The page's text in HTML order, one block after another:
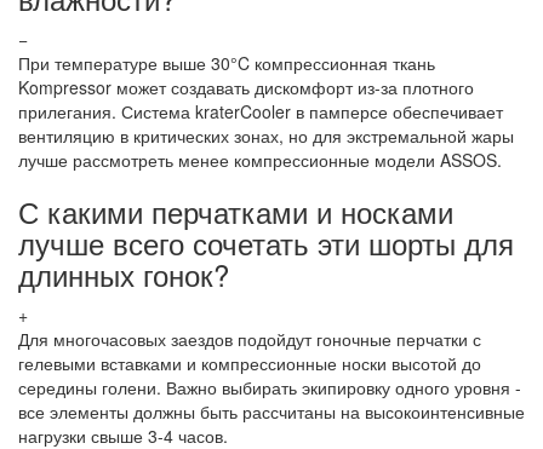
−
При температуре выше 30°C компрессионная ткань
Kompressor может создавать дискомфорт из-за плотного
прилегания. Система kraterCooler в памперсе обеспечивает
вентиляцию в критических зонах, но для экстремальной жары
лучше рассмотреть менее компрессионные модели ASSOS.
С какими перчатками и носками
лучше всего сочетать эти шорты для
длинных гонок?
+
Для многочасовых заездов подойдут гоночные перчатки с
гелевыми вставками и компрессионные носки высотой до
середины голени. Важно выбирать экипировку одного уровня -
все элементы должны быть рассчитаны на высокоинтенсивные
нагрузки свыше 3-4 часов.